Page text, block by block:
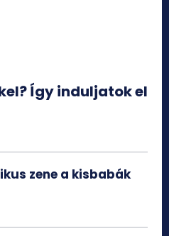
Így induljatok el
zene a kisbabák